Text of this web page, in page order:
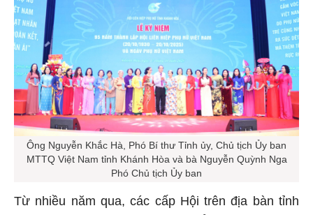
Ông Nguyễn Khắc Hà, Phó Bí thư Tỉnh ủy, Chủ tịch Ủy ban
MTTQ Việt Nam tỉnh Khánh Hòa và bà Nguyễn Quỳnh Nga
Phó Chủ tịch Ủy ban
Từ nhiều năm qua, các cấp Hội trên địa bàn tỉnh